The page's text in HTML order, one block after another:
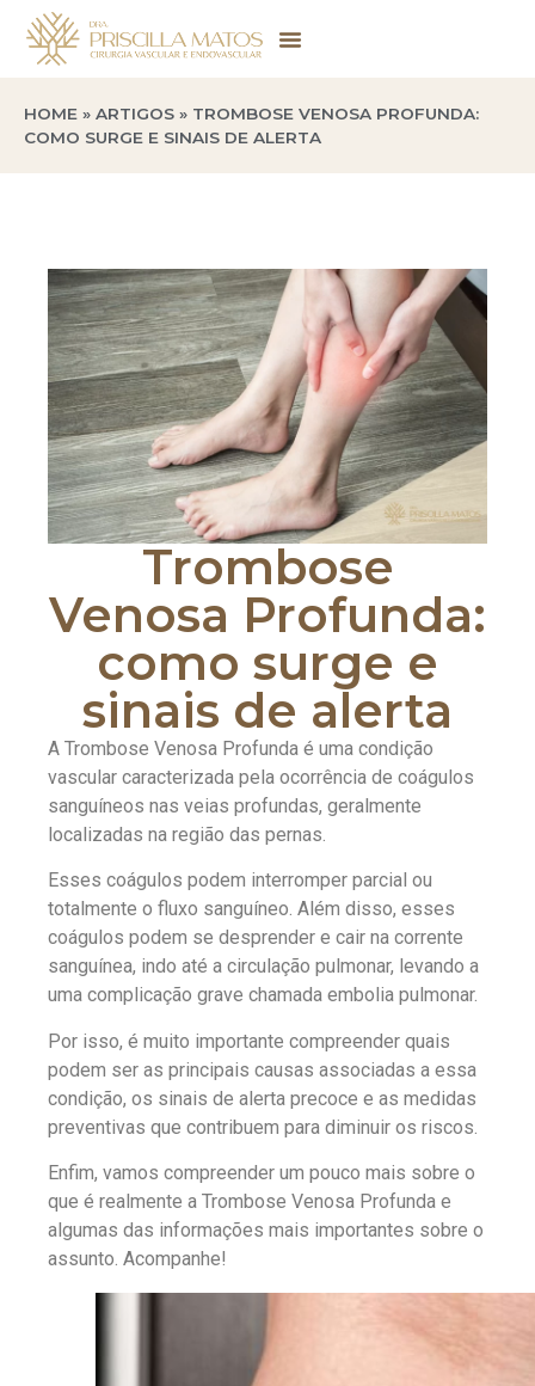
HOME » ARTIGOS » TROMBOSE VENOSA PROFUNDA:
COMO SURGE E SINAIS DE ALERTA
Trombose
Venosa Profunda:
como surge e
sinais de alerta
A Trombose Venosa Profunda é uma condição
vascular caracterizada pela ocorrência de coágulos
sanguíneos nas veias profundas, geralmente
localizadas na região das pernas.
Esses coágulos podem interromper parcial ou
totalmente o fluxo sanguíneo. Além disso, esses
coágulos podem se desprender e cair na corrente
sanguínea, indo até a circulação pulmonar, levando a
uma complicação grave chamada embolia pulmonar.
Por isso, é muito importante compreender quais
podem ser as principais causas associadas a essa
condição, os sinais de alerta precoce e as medidas
preventivas que contribuem para diminuir os riscos.
Enfim, vamos compreender um pouco mais sobre o
que é realmente a Trombose Venosa Profunda e
algumas das informações mais importantes sobre o
assunto. Acompanhe!